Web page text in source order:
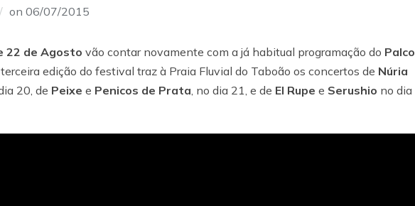
on 06/07/2015
22 de Agosto vão contar novamente com a já habitual programação do Palco
edição do festival traz à Praia Fluvial do Taboão os concertos de Núria
20, de Peixe e Penicos de Prata, no dia 21, e de El Rupe e Serushio no dia